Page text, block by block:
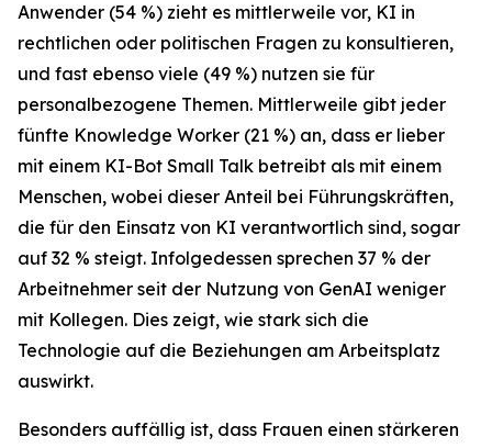
Anwender (54 %) zieht es mittlerweile vor, KI in
rechtlichen oder politischen Fragen zu konsultieren,
und fast ebenso viele (49 %) nutzen sie für
personalbezogene Themen. Mittlerweile gibt jeder
fünfte Knowledge Worker (21 %) an, dass er lieber
mit einem KI-Bot Small Talk betreibt als mit einem
Menschen, wobei dieser Anteil bei Führungskräften,
die für den Einsatz von KI verantwortlich sind, sogar
auf 32 % steigt. Infolgedessen sprechen 37 % der
Arbeitnehmer seit der Nutzung von GenAI weniger
mit Kollegen. Dies zeigt, wie stark sich die
Technologie auf die Beziehungen am Arbeitsplatz
auswirkt.
Besonders auffällig ist, dass Frauen einen stärkeren